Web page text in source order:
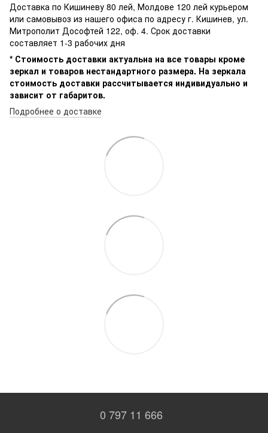
Доставка по Кишиневу 80 лей, Молдове 120 лей курьером
или самовывоз из нашего офиса по адресу г. Кишинев, ул.
Митрополит Дософтей 122, оф. 4. Срок доставки
составляет 1-3 рабочих дня
* Стоимость доставки актуальна на все товары кроме
зеркал и товаров нестандартного размера. На зеркала
стоимость доставки рассчитывается индивидуально и
зависит от габаритов.
Подробнее о доставке
0 797 11 666